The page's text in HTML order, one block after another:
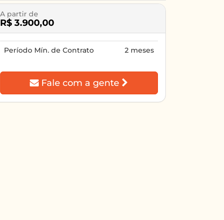
A partir de
R$ 3.900,00
Período Mín. de Contrato 2 meses
Fale com a gente